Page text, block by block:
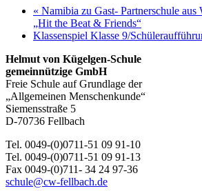
« Namibia zu Gast- Partnerschule aus
„Hit the Beat & Friends“
Klassenspiel Klasse 9/
Helmut von Kügelgen-Schule
gemeinnützige GmbH
Freie Schule auf Grundlage der
„Allgemeinen Menschenkunde“
Siemensstraße 5
D-70736 Fellbach
Tel. 0049-(0)0711-51 09 91-10
Tel. 0049-(0)0711-51 09 91-13
Fax 0049-(0)711- 34 24 97-36
schule@cw-fellbach.de